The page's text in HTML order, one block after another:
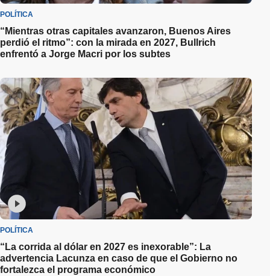
POLÍTICA
“Mientras otras capitales avanzaron, Buenos Aires
perdió el ritmo”: con la mirada en 2027, Bullrich
enfrentó a Jorge Macri por los subtes
POLÍTICA
“La corrida al dólar en 2027 es inexorable”: La
advertencia Lacunza en caso de que el Gobierno no
fortalezca el programa económico